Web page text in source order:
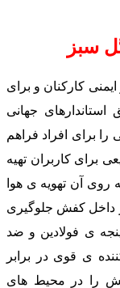
سبز
کارکنان و برای
استاندارهای جهانی
برای افراد فراهم
برای کاربران تهیه
روی آن تهویه ی هوا
داخل کفش جلوگیری
ی فولادین و ضد
ی قوی در برابر
را در محیط های